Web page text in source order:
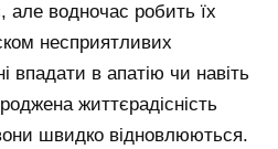
але водночас робить їх
несприятливих
впадати в апатію чи навіть
життєрадісність
швидко відновлюються.